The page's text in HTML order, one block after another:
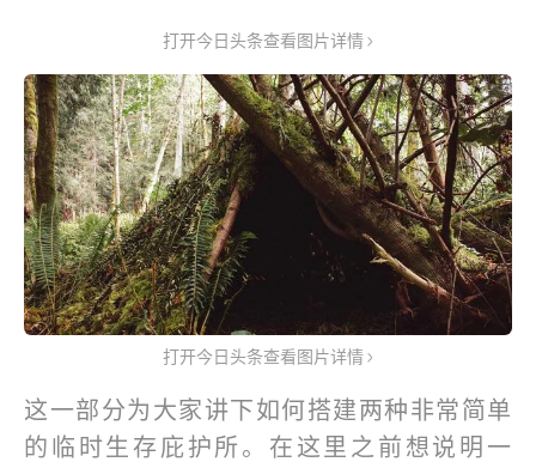
打开今日头条查看图片详情
打开今日头条查看图片详情
这一部分为大家讲下如何搭建两种非常简单
的临时生存庇护所。在这里之前想说明一